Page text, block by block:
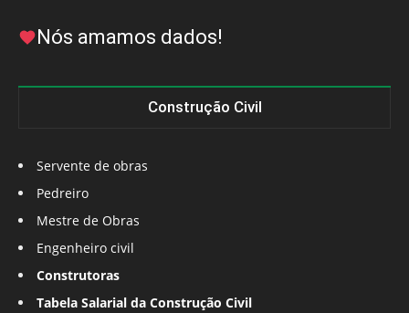
Nós amamos dados!
Construção Civil
Servente de obras
Pedreiro
Mestre de Obras
Engenheiro civil
Construtoras
Tabela Salarial da Construção Civil